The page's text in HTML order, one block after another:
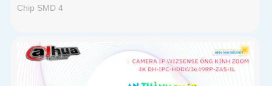
Chip SMD 4